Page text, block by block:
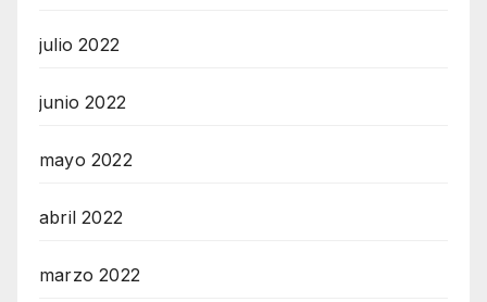
julio 2022
junio 2022
mayo 2022
abril 2022
marzo 2022